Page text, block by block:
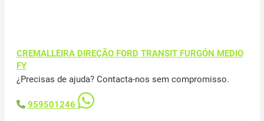
CREMALLEIRA DIREÇÃO FORD TRANSIT FURGÓN MEDIO
FY
¿Precisas de ajuda? Contacta-nos sem compromisso.
959501246